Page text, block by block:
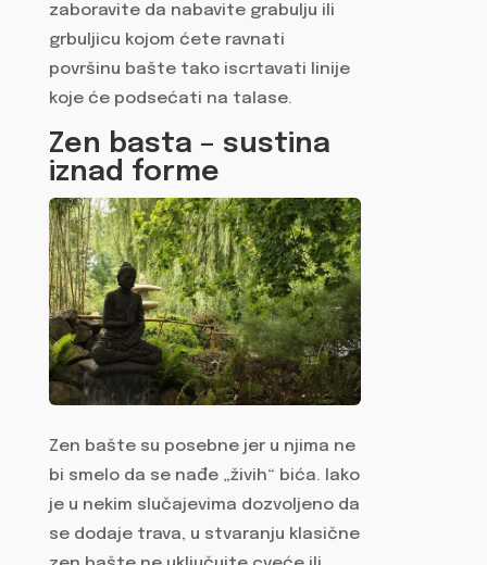
zaboravite da nabavite grabulju ili
grbuljicu kojom ćete ravnati
površinu bašte tako iscrtavati linije
koje će podsećati na talase.
Zen basta – sustina
iznad forme
Zen bašte su posebne jer u njima ne
bi smelo da se nađe „živih“ bića. Iako
je u nekim slučajevima dozvoljeno da
se dodaje trava, u stvaranju klasične